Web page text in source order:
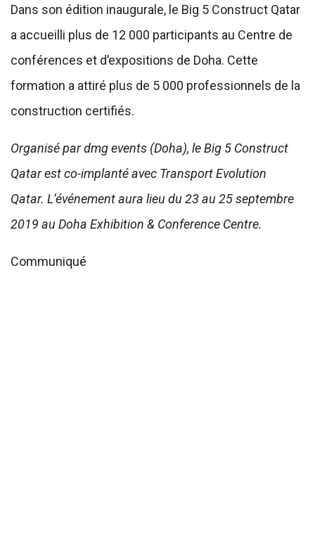
Dans son édition inaugurale, le Big 5 Construct Qatar
a accueilli plus de 12 000 participants au Centre de
conférences et d’expositions de Doha. Cette
formation a attiré plus de 5 000 professionnels de la
construction certifiés.
Organisé par dmg events (Doha), le Big 5 Construct
Qatar est co-implanté avec Transport Evolution
Qatar. L’événement aura lieu du 23 au 25 septembre
2019 au Doha Exhibition & Conference Centre.
Communiqué